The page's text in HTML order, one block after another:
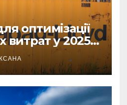
оптимізації
витрат у 2025